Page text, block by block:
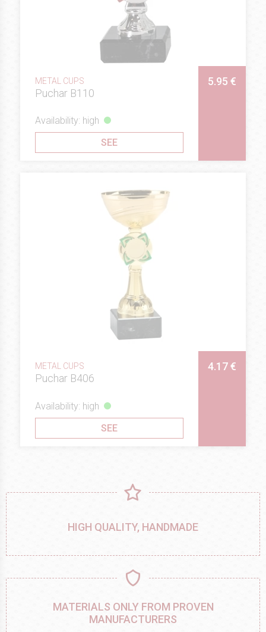
METAL CUPS
Puchar B110
5.95 €
Availability: high
SEE
METAL CUPS
Puchar B406
4.17 €
Availability: high
SEE
HIGH QUALITY, HANDMADE
MATERIALS ONLY FROM PROVEN
MANUFACTURERS